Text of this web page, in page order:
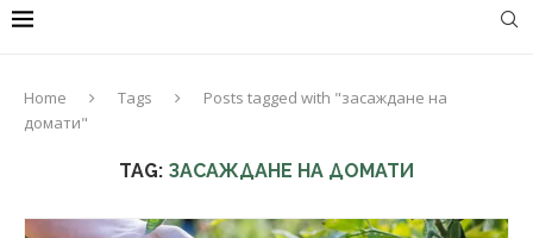
Home Tags
Posts tagged with "засаждане на
домати"
TAG: ЗАСАЖДАНЕ НА ДОМАТИ